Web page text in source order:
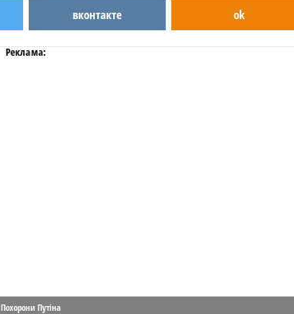
вконтакте ok
Реклама:
Похорони Путіна